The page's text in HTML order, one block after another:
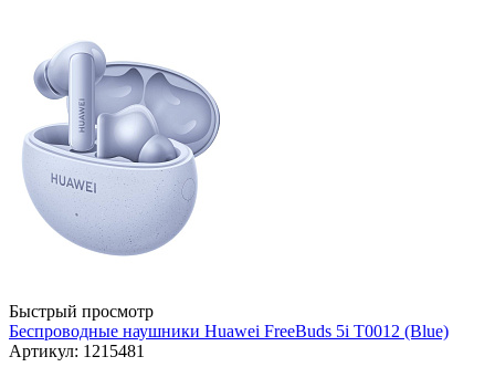
Быстрый просмотр
Беспроводные наушники Huawei FreeBuds 5i T0012 (Blue)
Артикул: 1215481